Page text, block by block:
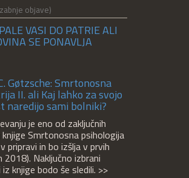
objave)
VASI DO PATRIE ALI
SE PONAVLJA
Gøtzsche: Smrtonosna
II. ali Kaj lahko za svojo
naredijo sami bolniki?
je eno od zaključnih
Smrtonosna psihologija
pripravi in bo izšlja v prvih
2018). Naključno izbrani
knjige bodo še sledili. >>